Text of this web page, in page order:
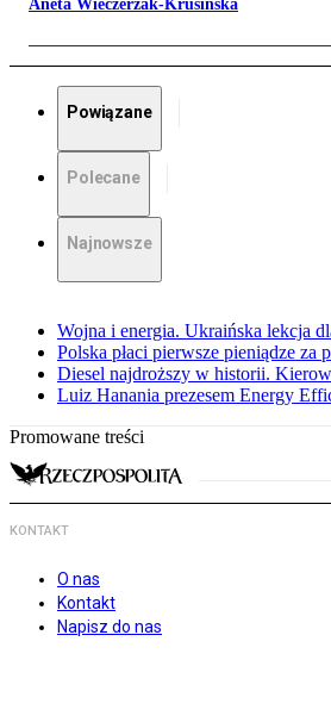
Aneta Wieczerzak-Krusińska
Powiązane
Polecane
Najnowsze
Wojna i energia. Ukraińska lekcja
Polska płaci pierwsze pieniądze
Diesel najdroższy w historii.
Luiz Hanania prezesem Energy
Promowane treści
KONTAKT
O nas
Kontakt
Napisz do nas